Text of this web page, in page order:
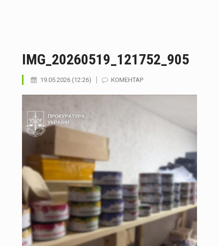
IMG_20260519_121752_905
19.05.2026 (12:26) КОМЕНТАР